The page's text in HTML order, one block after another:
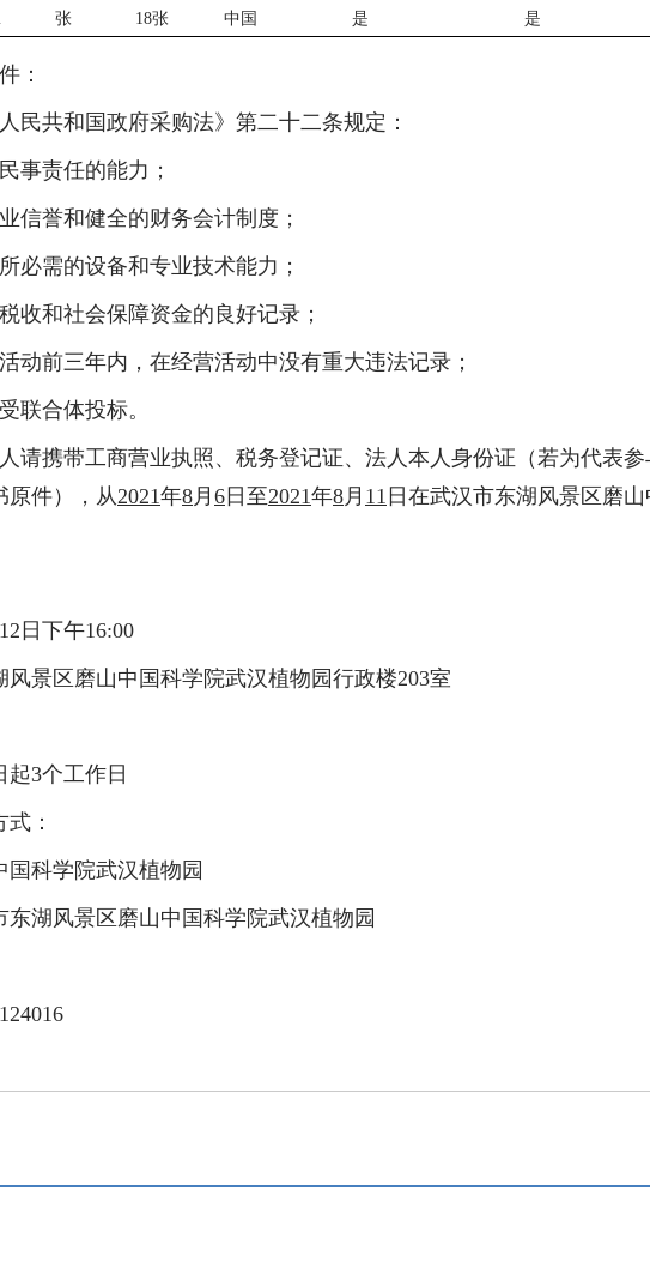
张 18张 中国 是 是
：
共和国政府采购法》第二十二条规定：
事责任的能力；
信誉和健全的财务会计制度；
必需的设备和专业技术能力；
收和社会保障资金的良好记录；
动前三年内，在经营活动中没有重大违法记录；
联合体投标。
请携带工商营业执照、税务登记证、法人本人身份证（若为代表
原件），从2021年8 月 6日至2021年8 月 11 日在武汉市东湖风景区磨
12 日下午16:00
风景区磨山中国科学院武汉植物园行政楼203室
起3个工作日
：
国科学院武汉植物园
风景区磨山中国科学院武汉植物园